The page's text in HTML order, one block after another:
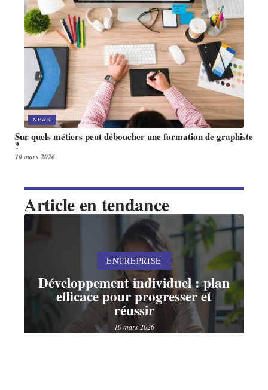
NEWS
Sur quels métiers peut déboucher une formation de graphiste
?
10 mars 2026
Article en tendance
ENTREPRISE
Développement individuel : plan
efficace pour progresser et
réussir
10 mars 2026